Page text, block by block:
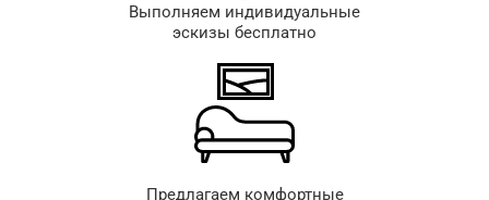
Выполняем индивидуальные
эскизы бесплатно
Предлагаем комфортные